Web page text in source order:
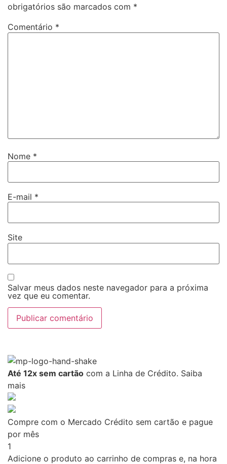
obrigatórios são marcados com *
Comentário *
Nome *
E-mail *
Site
Salvar meus dados neste navegador para a próxima
vez que eu comentar.
Até 12x sem cartão com a Linha de Crédito. Saiba
mais
Compre com o Mercado Crédito sem cartão e pague
por mês
1
Adicione o produto ao carrinho de compras e, na hora